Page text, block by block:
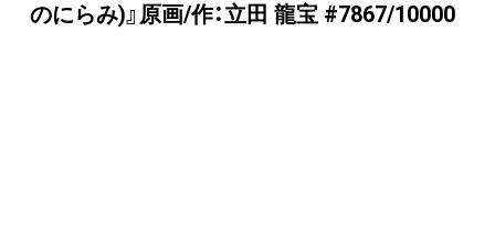
のにらみ)』原画/作：立田 龍宝 #7867/10000